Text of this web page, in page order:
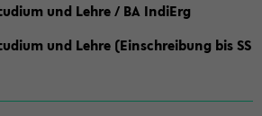
und Lehre / BA IndiErg
und Lehre (Einschreibung bis SS